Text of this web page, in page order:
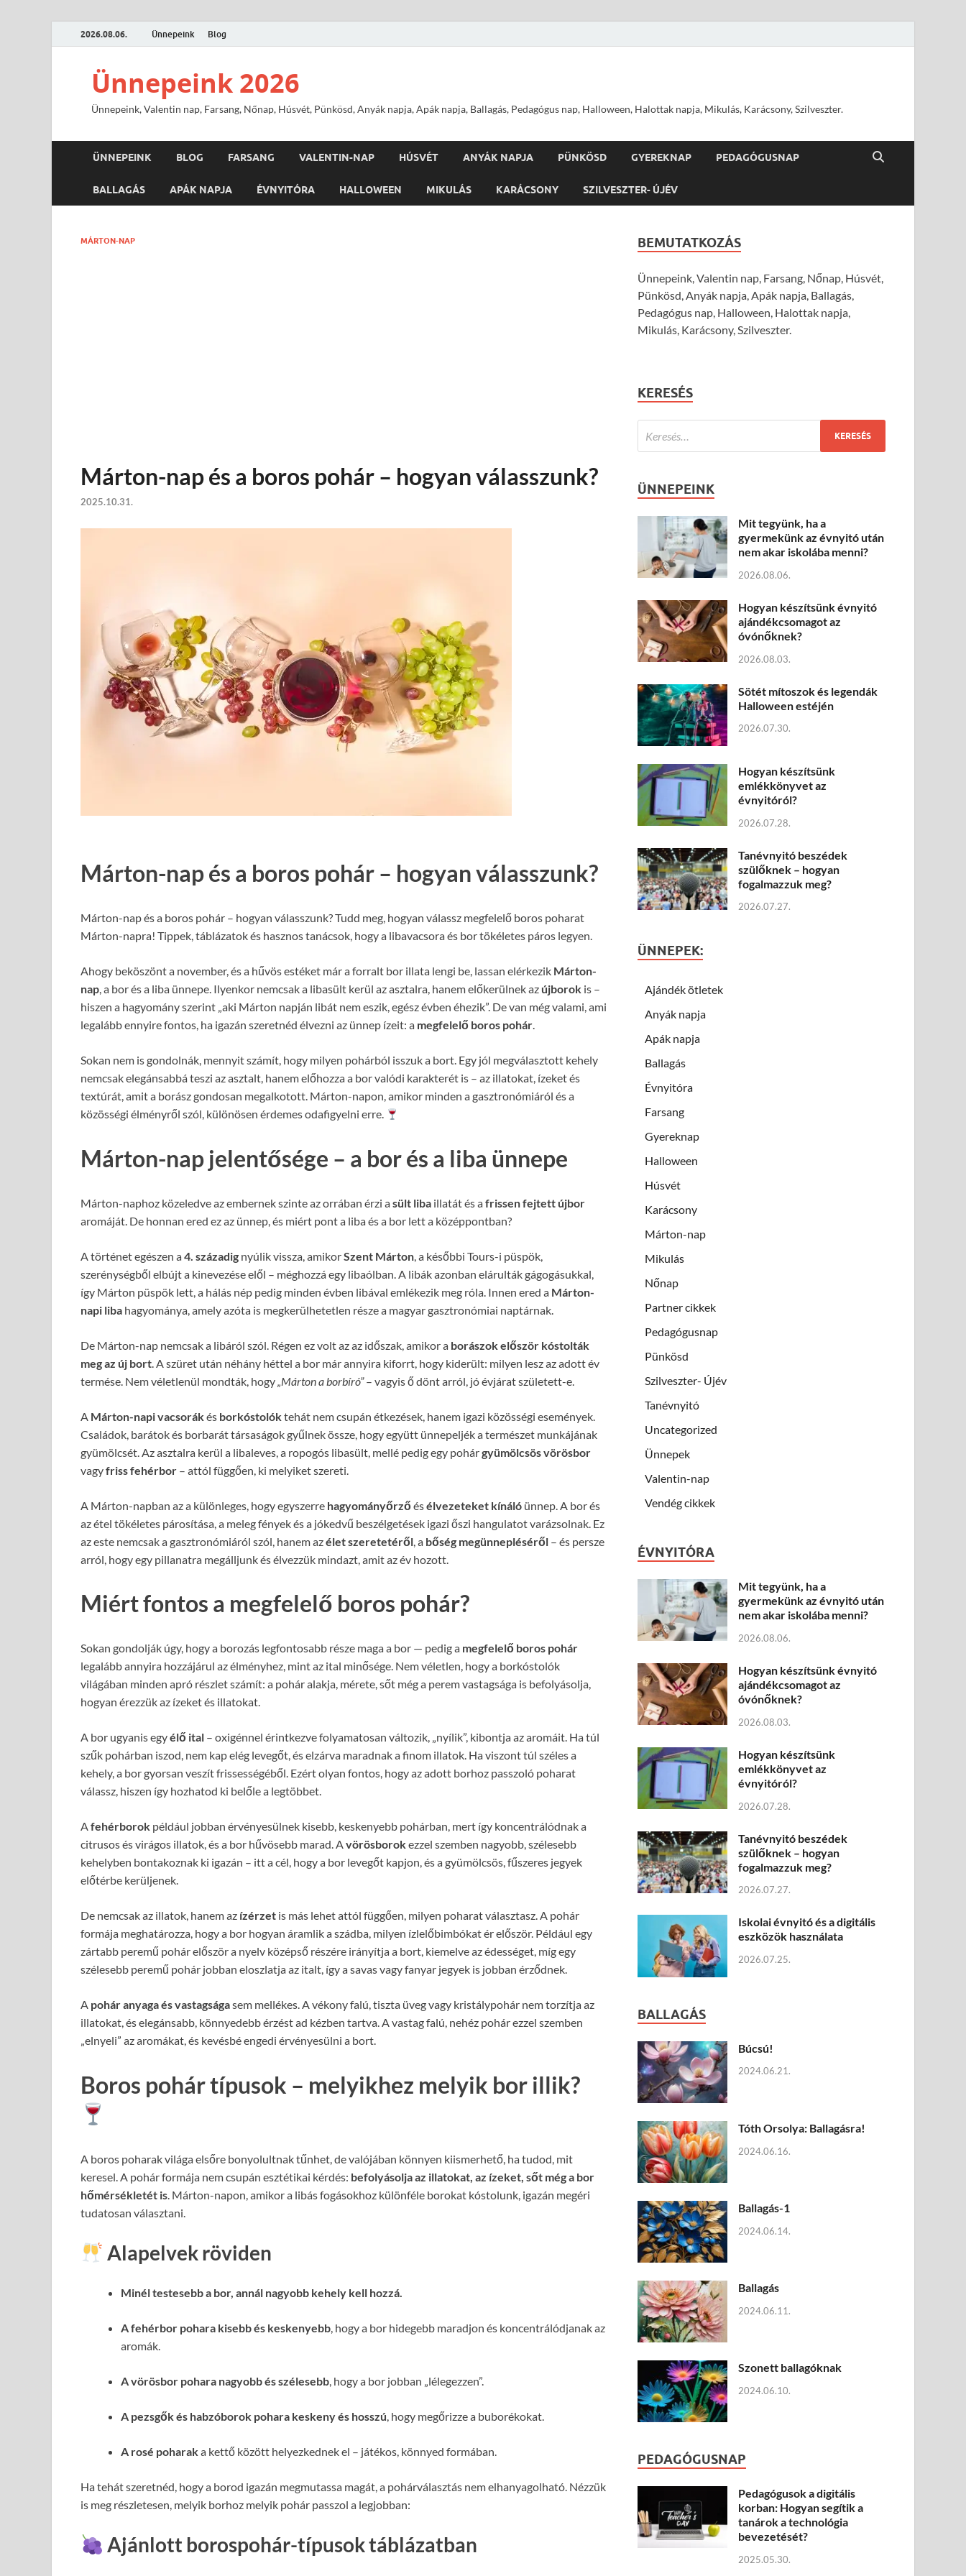
2026.08.06. Ünnepeink Blog
Ünnepeink 2026
Ünnepeink, Valentin nap, Farsang, Nőnap, Húsvét, Pünkösd, Anyák napja, Apák napja, Ballagás, Pedagógus nap, Halloween, Halottak napja, Mikulás, Karácsony, Szilveszter.
ÜNNEPEINK BLOG FARSANG VALENTIN-NAP HÚSVÉT ANYÁK NAPJA PÜNKÖSD GYEREKNAP PEDAGÓGUSNAP
BALLAGÁS APÁK NAPJA ÉVNYITÓRA HALLOWEEN MIKULÁS KARÁCSONY SZILVESZTER- ÚJÉV
MÁRTON-NAP
Márton-nap és a boros pohár – hogyan válasszunk?
2025.10.31.
Márton-nap és a boros pohár – hogyan válasszunk?
Márton-nap és a boros pohár – hogyan válasszunk? Tudd meg, hogyan válassz megfelelő boros poharat
Márton-napra! Tippek, táblázatok és hasznos tanácsok, hogy a libavacsora és bor tökéletes páros legyen.
Ahogy beköszönt a november, és a hűvös estéket már a forralt bor illata lengi be, lassan elérkezik Márton-
nap, a bor és a liba ünnepe. Ilyenkor nemcsak a libasült kerül az asztalra, hanem előkerülnek az újborok is –
hiszen a hagyomány szerint „aki Márton napján libát nem eszik, egész évben éhezik”. De van még valami, ami
legalább ennyire fontos, ha igazán szeretnéd élvezni az ünnep ízeit: a megfelelő boros pohár.
Sokan nem is gondolnák, mennyit számít, hogy milyen pohárból isszuk a bort. Egy jól megválasztott kehely
nemcsak elegánsabbá teszi az asztalt, hanem előhozza a bor valódi karakterét is – az illatokat, ízeket és
textúrát, amit a borász gondosan megalkotott. Márton-napon, amikor minden a gasztronómiáról és a
közösségi élményről szól, különösen érdemes odafigyelni erre.
Márton-nap jelentősége – a bor és a liba ünnepe
Márton-naphoz közeledve az embernek szinte az orrában érzi asült liba illatát és afrissen fejtett újbor
aromáját. De honnan ered ez az ünnep, és miért pont a liba és a bor lett a középpontban?
A történet egészen a4. századig nyúlik vissza, amikorSzent Márton , a későbbi Tours-i püspök,
szerénységből elbújt a kinevezése elől – méghozzá egy libaólban. A libák azonban elárulták gágogásukkal,
így Márton püspök lett, a hálás nép pedig minden évben libával emlékezik meg róla. Innen ered a Márton-
napi liba hagyománya, amely azóta is megkerülhetetlen része a magyar gasztronómiai naptárnak.
De Márton-nap nemcsak a libáról szól. Régen ez volt az az időszak, amikor a borászok először kóstolták
meg az új bort . A szüret után néhány héttel a bor már annyira kiforrt, hogy kiderült: milyen lesz az adott év
termése. Nem véletlenül mondták, hogy „Márton a borbíró”– vagyis ő dönt arról, jó évjárat született-e.
A Márton-napi vacsorákés borkóstolóktehát nem csupán étkezések, hanem igazi közösségi események.
Családok, barátok és borbarát társaságok gyűlnek össze, hogy együtt ünnepeljék a természet munkájának
gyümölcsét. Az asztalra kerül a libaleves, a ropogós libasült, mellé pedig egy pohárgyümölcsös vörösbor
vagyfriss fehérbor – attól függően, ki melyiket szereti.
A Márton-napban az a különleges, hogy egyszerre hagyományőrzőésélvezeteket kínáló ünnep. A bor és
az étel tökéletes párosítása, a meleg fények és a jókedvű beszélgetések igazi őszi hangulatot varázsolnak. Ez
az este nemcsak a gasztronómiáról szól, hanem azélet szeretetéről , a bőség megünnepléséről – és persze
arról, hogy egy pillanatra megálljunk és élvezzük mindazt, amit az év hozott.
Miért fontos a megfelelő boros pohár?
Sokan gondolják úgy, hogy a borozás legfontosabb része maga a bor — pedig a megfelelő boros pohár
legalább annyira hozzájárul az élményhez, mint az ital minősége. Nem véletlen, hogy a borkóstolók
világában minden apró részlet számít: a pohár alakja, mérete, sőt még a perem vastagsága is befolyásolja,
hogyan érezzük az ízeket és illatokat.
A bor ugyanis egyélő ital – oxigénnel érintkezve folyamatosan változik, „nyílik”, kibontja az aromáit. Ha túl
szűk pohárban iszod, nem kap elég levegőt, és elzárva maradnak a finom illatok. Ha viszont túl széles a
kehely, a bor gyorsan veszít frissességéből. Ezért olyan fontos, hogy az adott borhoz passzoló poharat
válassz, hiszen így hozhatod ki belőle a legtöbbet.
Afehérborok például jobban érvényesülnek kisebb, keskenyebb pohárban, mert így koncentrálódnak a
citrusos és virágos illatok, és a bor hűvösebb marad. Avörösborokezzel szemben nagyobb, szélesebb
kehelyben bontakoznak ki igazán – itt a cél, hogy a bor levegőt kapjon, és a gyümölcsös, fűszeres jegyek
előtérbe kerüljenek.
De nemcsak az illatok, hanem az ízérzet is más lehet attól függően, milyen poharat választasz. A pohár
formája meghatározza, hogy a bor hogyan áramlik a szádba, milyen ízlelőbimbókat ér először. Például egy
zártabb peremű pohár először a nyelv középső részére irányítja a bort, kiemelve az édességet, míg egy
szélesebb peremű pohár jobban eloszlatja az italt, így a savas vagy fanyar jegyek is jobban érződnek.
A pohár anyaga és vastagságasem mellékes. A vékony falú, tiszta üveg vagy kristálypohár nem torzítja az
illatokat, és elegánsabb, könnyedebb érzést ad kézben tartva. A vastag falú, nehéz pohár ezzel szemben
„elnyeli” az aromákat, és kevésbé engedi érvényesülni a bort.
Boros pohár típusok – melyikhez melyik bor illik?
A boros poharak világa elsőre bonyolultnak tűnhet, de valójában könnyen kiismerhető, ha tudod, mit
keresel. A pohár formája nem csupán esztétikai kérdés: befolyásolja az illatokat, az ízeket, sőt még a bor
hőmérsékletét is . Márton-napon, amikor a libás fogásokhoz különféle borokat kóstolunk, igazán megéri
tudatosan választani.
Alapelvek röviden
Minél testesebb a bor, annál nagyobb kehely kell hozzá.
A fehérbor pohara kisebb és keskenyebb, hogy a bor hidegebb maradjon és koncentrálódjanak az
aromák.
A vörösbor pohara nagyobb és szélesebb, hogy a bor jobban „lélegezzen”.
A pezsgők és habzóborok pohara keskeny és hosszú, hogy megőrizze a buborékokat.
A rosé poharaka kettő között helyezkednek el – játékos, könnyed formában.
Ha tehát szeretnéd, hogy a borod igazán megmutassa magát, a pohárválasztás nem elhanyagolható. Nézzük
is meg részletesen, melyik borhoz melyik pohár passzol a legjobban:
Ajánlott borospohár-típusok táblázatban
BEMUTATKOZÁS
Ünnepeink, Valentin nap, Farsang, Nőnap, Húsvét,
Pünkösd, Anyák napja, Apák napja, Ballagás,
Pedagógus nap, Halloween, Halottak napja,
Mikulás, Karácsony, Szilveszter.
KERESÉS
ÜNNEPEINK
Mit tegyünk, ha a
gyermekünk az évnyitó után
nem akar iskolába menni?
2026.08.06.
Hogyan készítsünk évnyitó
ajándékcsomagot az
óvónőknek?
2026.08.03.
Sötét mítoszok és legendák
Halloween estéjén
2026.07.30.
Hogyan készítsünk
emlékkönyvet az
évnyitóról?
2026.07.28.
Tanévnyitó beszédek
szülőknek – hogyan
fogalmazzuk meg?
2026.07.27.
ÜNNEPEK:
Ajándék ötletek
Anyák napja
Apák napja
Ballagás
Évnyitóra
Farsang
Gyereknap
Halloween
Húsvét
Karácsony
Márton-nap
Mikulás
Nőnap
Partner cikkek
Pedagógusnap
Pünkösd
Szilveszter- Újév
Tanévnyitó
Uncategorized
Ünnepek
Valentin-nap
Vendég cikkek
ÉVNYITÓRA
Mit tegyünk, ha a
gyermekünk az évnyitó után
nem akar iskolába menni?
2026.08.06.
Hogyan készítsünk évnyitó
ajándékcsomagot az
óvónőknek?
2026.08.03.
Hogyan készítsünk
emlékkönyvet az
évnyitóról?
2026.07.28.
Tanévnyitó beszédek
szülőknek – hogyan
fogalmazzuk meg?
2026.07.27.
Iskolai évnyitó és a digitális
eszközök használata
2026.07.25.
BALLAGÁS
Búcsú!
2024.06.21.
Tóth Orsolya: Ballagásra!
2024.06.16.
Ballagás-1
2024.06.14.
Ballagás
2024.06.11.
Szonett ballagóknak
2024.06.10.
PEDAGÓGUSNAP
Pedagógusok a digitális
korban: Hogyan segítik a
tanárok a technológia
bevezetését?
2025.05.30.